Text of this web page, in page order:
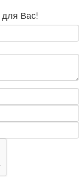
Вас!